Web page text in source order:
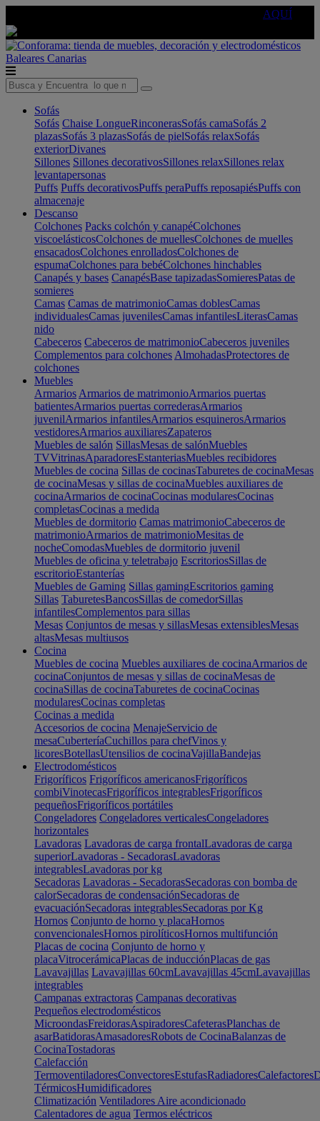
AQUÍ
Baleares Canarias
Sofás
Sofás Chaise LongueRinconerasSofás camaSofás 2
plazasSofás 3 plazasSofás de pielSofás relaxSofás
exteriorDivanes
Sillones Sillones decorativosSillones relaxSillones relax
levantapersonas
Puffs Puffs decorativosPuffs peraPuffs reposapiésPuffs con
almacenaje
Descanso
Colchones Packs colchón y canapéColchones
viscoelásticosColchones de muellesColchones de muelles
ensacadosColchones enrolladosColchones de
espumaColchones para bebéColchones hinchables
Canapés y bases CanapésBase tapizadasSomieresPatas de
somieres
Camas Camas de matrimonioCamas doblesCamas
individualesCamas juvenilesCamas infantilesLiterasCamas
nido
Cabeceros Cabeceros de matrimonioCabeceros juveniles
Complementos para colchones AlmohadasProtectores de
colchones
Muebles
Armarios Armarios de matrimonioArmarios puertas
batientesArmarios puertas correderasArmarios
juvenilArmarios infantilesArmarios esquinerosArmarios
vestidoresArmarios auxiliaresZapateros
Muebles de salón SillasMesas de salónMuebles
TVVitrinasAparadoresEstanteriasMuebles recibidores
Muebles de cocina Sillas de cocinasTaburetes de cocinaMesas
de cocinaMesas y sillas de cocinaMuebles auxiliares de
cocinaArmarios de cocinaCocinas modularesCocinas
completasCocinas a medida
Muebles de dormitorio Camas matrimonioCabeceros de
matrimonioArmarios de matrimonioMesitas de
nocheComodasMuebles de dormitorio juvenil
Muebles de oficina y teletrabajo EscritoriosSillas de
escritorioEstanterías
Muebles de Gaming Sillas gamingEscritorios gaming
Sillas TaburetesBancosSillas de comedorSillas
infantilesComplementos para sillas
Mesas Conjuntos de mesas y sillasMesas extensiblesMesas
altasMesas multiusos
Cocina
Muebles de cocina Muebles auxiliares de cocinaArmarios de
cocinaConjuntos de mesas y sillas de cocinaMesas de
cocinaSillas de cocinaTaburetes de cocinaCocinas
modularesCocinas completas
Cocinas a medida
Accesorios de cocina MenajeServicio de
mesaCuberteríaCuchillos para chefVinos y
licoresBotellasUtensilios de cocinaVajillaBandejas
Electrodomésticos
Frigoríficos Frigoríficos americanosFrigoríficos
combiVinotecasFrigoríficos integrablesFrigoríficos
pequeñosFrigoríficos portátiles
Congeladores Congeladores verticalesCongeladores
horizontales
Lavadoras Lavadoras de carga frontalLavadoras de carga
superiorLavadoras - SecadorasLavadoras
integrablesLavadoras por kg
Secadoras Lavadoras - SecadorasSecadoras con bomba de
calorSecadoras de condensaciónSecadoras de
evacuaciónSecadoras integrablesSecadoras por Kg
Hornos Conjunto de horno y placaHornos
convencionalesHornos pirolíticosHornos multifunción
Placas de cocina Conjunto de horno y
placaVitrocerámicaPlacas de inducciónPlacas de gas
Lavavajillas Lavavajillas 60cmLavavajillas 45cmLavavajillas
integrables
Campanas extractoras Campanas decorativas
Pequeños electrodomésticos
MicroondasFreidorasAspiradoresCafeterasPlanchas de
asarBatidorasAmasadoresRobots de CocinaBalanzas de
CocinaTostadoras
Calefacción
TermoventiladoresConvectoresEstufasRadiadoresCalefactores
TérmicosHumidificadores
Climatización Ventiladores Aire acondicionado
Calentadores de agua Termos eléctricos